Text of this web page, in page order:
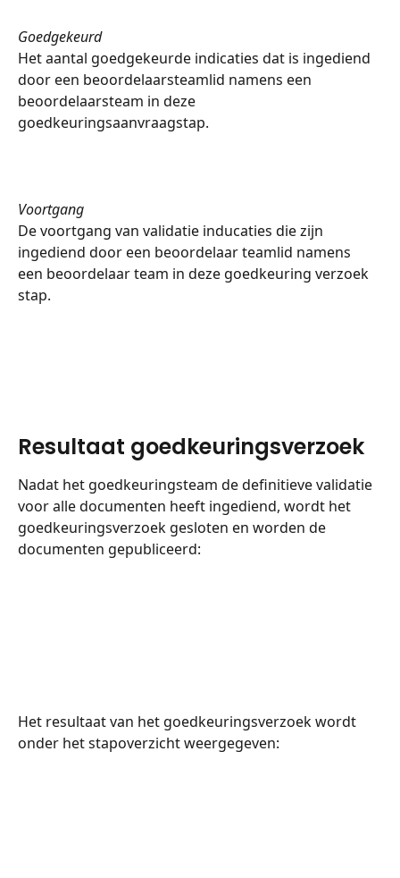
Goedgekeurd
Het aantal goedgekeurde indicaties dat is ingediend
door een beoordelaarsteamlid namens een
beoordelaarsteam in deze
goedkeuringsaanvraagstap.
Voortgang
De voortgang van validatie inducaties die zijn
ingediend door een beoordelaar teamlid namens
een beoordelaar team in deze goedkeuring verzoek
stap.
Resultaat goedkeuringsverzoek
Nadat het goedkeuringsteam de definitieve validatie
voor alle documenten heeft ingediend, wordt het
goedkeuringsverzoek gesloten en worden de
documenten gepubliceerd:
Het resultaat van het goedkeuringsverzoek wordt
onder het stapoverzicht weergegeven: